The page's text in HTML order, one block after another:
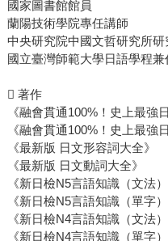
國家圖書館館員
蘭陽技術學院專任講師
中央研究院中國文哲研究所研
國立臺灣師範大學日語學程
 著作
《融會貫通100%！史上最強
《融會貫通100%！史上最強
《最新版 日文形容詞大全》
《最新版 日文動詞大全》
《新日檢N5言語知識（文法）
《新日檢N5言語知識（單字）
《新日檢N4言語知識（文法）
《新日檢N4言語知識（單字）